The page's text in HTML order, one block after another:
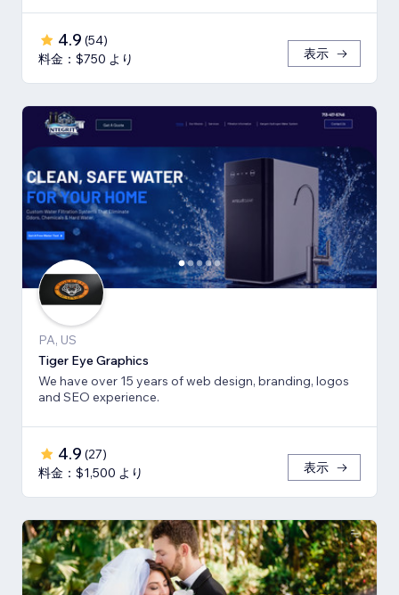
4.9 (54)
料金：$750 より
表示
PA, US
Tiger Eye Graphics
We have over 15 years of web design, branding, logos
and SEO experience.
4.9 (27)
料金：$1,500 より
表示